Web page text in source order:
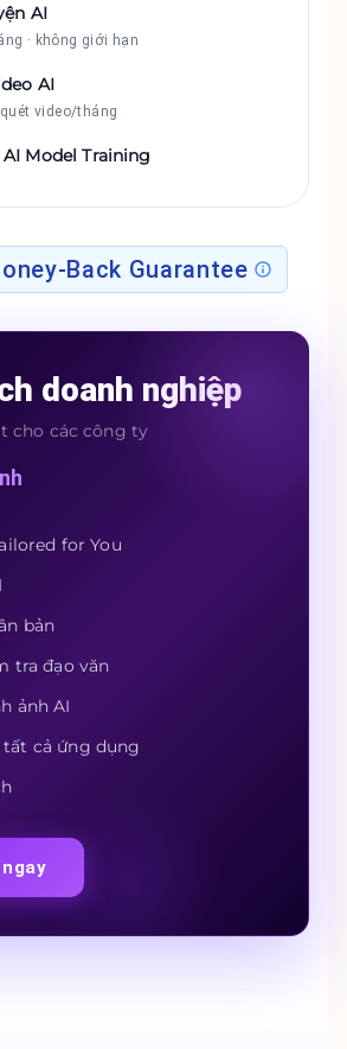
AI
· không giới hạn
AI
video/tháng
Model Training
Back Guarantee
doanh nghiệp
cho các công ty
for You
bản
tra đạo văn
ảnh AI
cả ứng dụng